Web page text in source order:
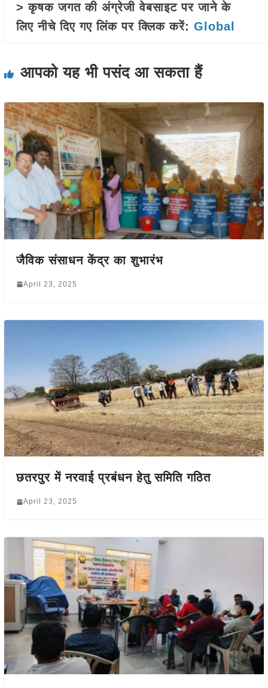
> कृषक जगत की अंग्रेजी वेबसाइट पर जाने के
लिए नीचे दिए गए लिंक पर क्लिक करें: Global
आपको यह भी पसंद आ सकता हैं
जैविक संसाधन केंद्र का शुभारंभ
April 23, 2025
छतरपुर में नरवाई प्रबंधन हेतु समिति गठित
April 23, 2025